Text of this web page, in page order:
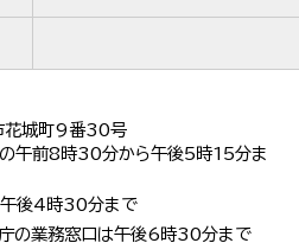
城町9番30号
午前8時30分から午後5時15分ま
午後4時30分まで
庁の業務窓口は午後6時30分まで